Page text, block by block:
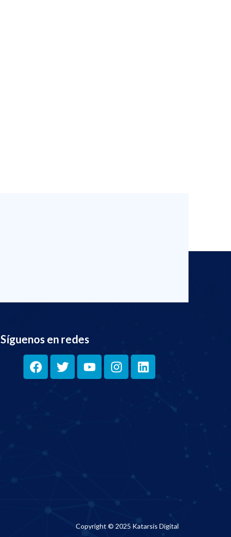
Síguenos en redes
Copyright © 2025 Katarsis Digital